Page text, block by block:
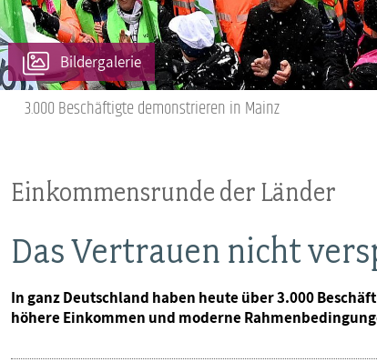
Bildergalerie
3.000 Beschäftigte demonstrieren in Mainz
Einkommensrunde der Länder
Das Vertrauen nicht
In ganz Deutschland haben heute über 3.000
höhere Einkommen und moderne